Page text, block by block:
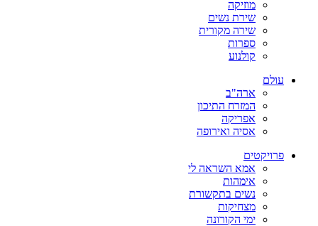
מוזיקה
שירת נשים
שירה מקורית
ספרות
קולנוע
עולם
ארה"ב
המזרח התיכון
אפריקה
אסיה ואירופה
פרויקטים
אמא השראה לי
אימהות
נשים בתקשורת
מצחיקות
ימי הקורונה